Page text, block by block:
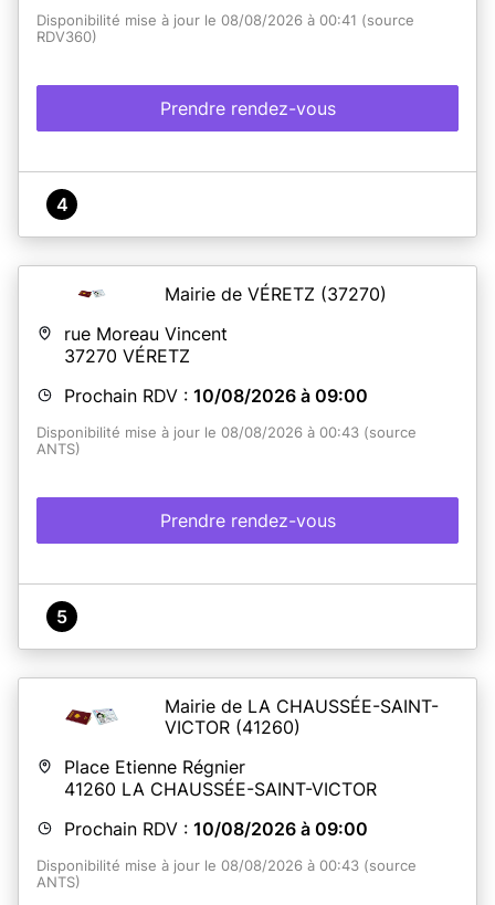
Allichamps, La Celle, Charenton du Cher, Colombiers,
Coust, Drevant, Farges-Allichamps, La Groutte, Marçais,
Perche et Saint-Georges-de-Poisieux
La remise de CNI et PASSEPORT se fait SANS RDV pour
Disponibilité mise à jour le 08/08/2026 à 00:41 (source
RDV360)
Prendre rendez-vous
4
Mairie de VÉRETZ (37270)
rue Moreau Vincent
37270 VÉRETZ
Prochain RDV : 10/08/2026 à 09:00
Disponibilité mise à jour le 08/08/2026 à 00:43 (source
ANTS)
Prendre rendez-vous
5
Mairie de LA CHAUSSÉE-SAINT-
VICTOR (41260)
Place Etienne Régnier
41260 LA CHAUSSÉE-SAINT-VICTOR
Prochain RDV : 10/08/2026 à 09:00
Disponibilité mise à jour le 08/08/2026 à 00:43 (source
ANTS)